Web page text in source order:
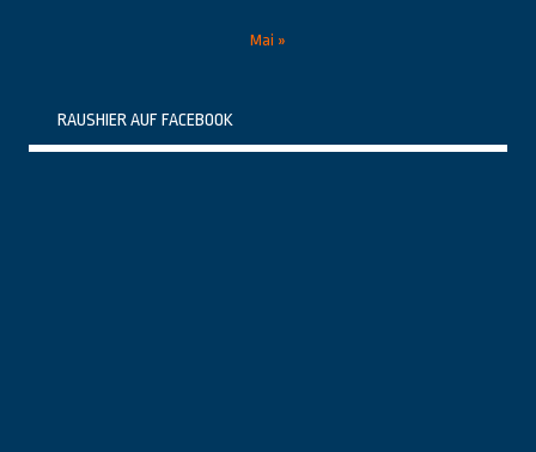
Mai »
RAUSHIER AUF FACEBOOK